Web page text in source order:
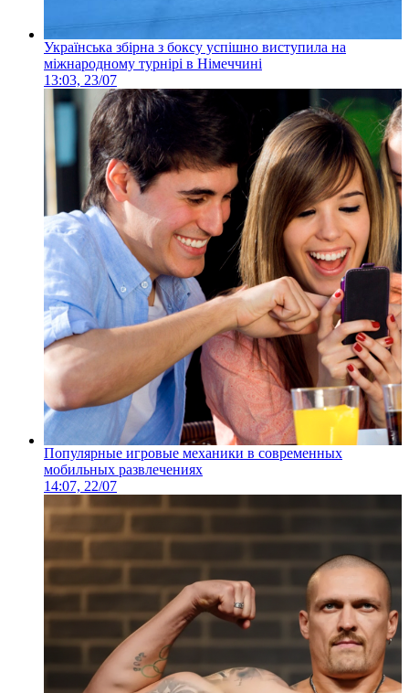
Українська збірна з боксу успішно виступила на
міжнародному турнірі в Німеччині
13:03, 23/07
Популярные игровые механики в современных
мобильных развлечениях
14:07, 22/07